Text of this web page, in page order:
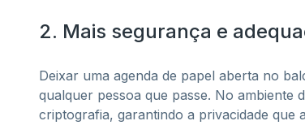
2. Mais segurança e
Deixar uma agenda de papel aberta no
qualquer pessoa que passe. No ambiente
criptografia, garantindo a privacidade que